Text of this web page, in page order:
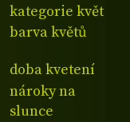
kategorie květ
barva květů
doba kvetení
nároky na
slunce